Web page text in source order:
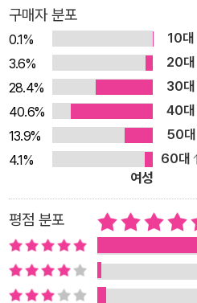
임없이 밀려왔다 밀려가는 감정을
는 손님에 빗대어 이야기를 풀어
란코비치는 자기 안에서 휘몰아치
서 떠오르는 생각을 차곡차곡 쌓아
아직 신인 작가이지만 자칫 식상
새롭고도 재치 있게 다루고 있습
감정이 유효하다’라는 점을 우리
은 모두 다른 감정을 하나도 소홀
요. 지배인을 따라 감정을 하나하
이미 알았다 해도 간과했던 감정의
아가 감정을 있는 그대로 인정하
요. 감정을 다루는 나쁜 방식이 있
과 함께 말이지요. 어린이뿐 아니
구매자 분포
0.1% 10대
3.6%
20대
28.4%
30대
40.6%
40대
13.9%
50대
4.1%
60대
여성
평점 분포